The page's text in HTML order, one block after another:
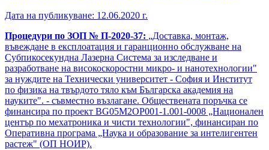
Дата на публикуване: 12.06.2020 г.
Процедури по ЗОП № П-2020-37: „Доставка, монтаж,
въвеждане в експлоатация и гаранционно обслужване на
Субпикосекундна Лазерна Система за изследване и
разработване на високоскоростни микро- и нанотехнологии"
за нуждите на Технически университет - София и Институт
по физика на твърдото тяло към Българска академия на
науките". - съвместно възлагане. Обществената поръчка се
финансира по проект BG05M2OP001-1.001-0008 „Национален
център по мехатроника и чисти технологии", финансиран по
Оперативна програма „Наука и образование за интелигентен
растеж" (ОП НОИР).